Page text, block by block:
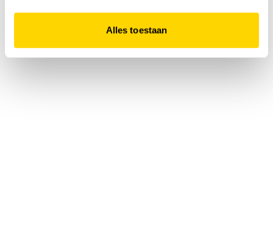
Alles toestaan